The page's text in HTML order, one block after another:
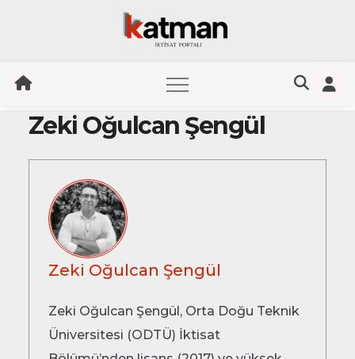
Zeki Oğulcan Şengül
Zeki Oğulcan Şengül
Zeki Oğulcan Şengül, Orta Doğu Teknik
Üniversitesi (ODTÜ) İktisat